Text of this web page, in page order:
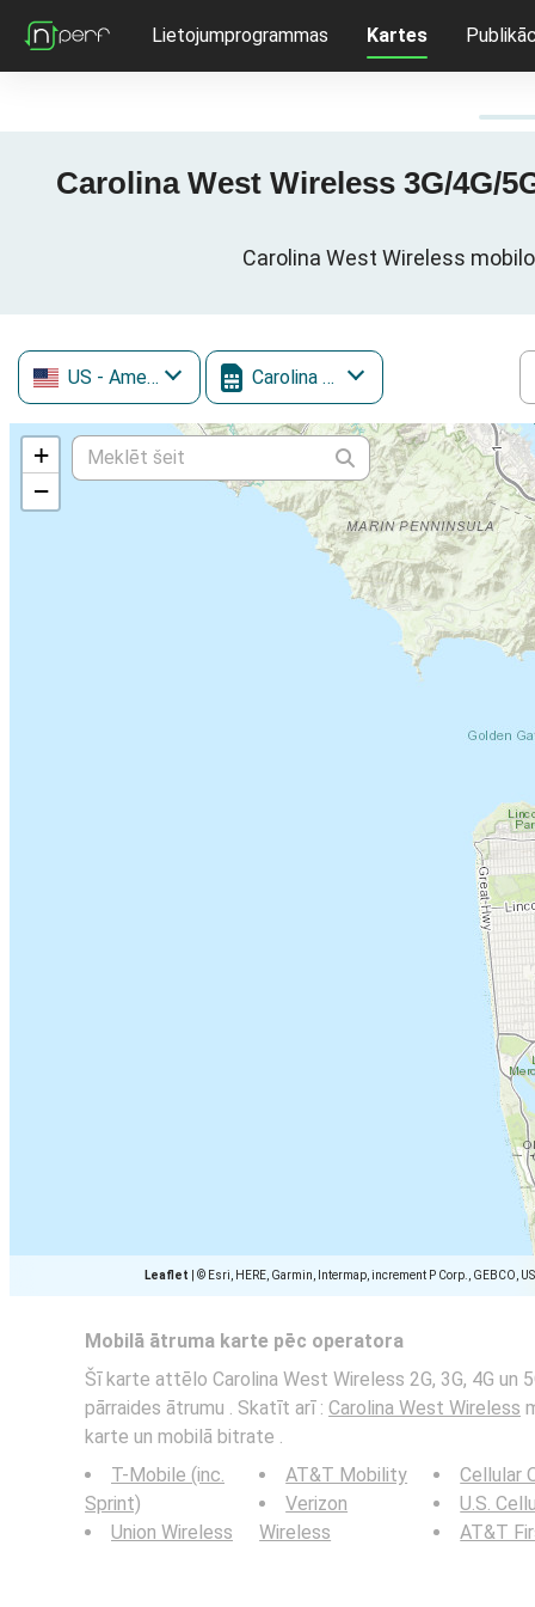
Lietojumprogrammas Kartes
Carolina West Wireless 3G/4G/
Carolina West Wireless
US - Amerikas Savienotās Valstis Carolina West Wireless
+
−
Leaflet © Esri, HERE, Garmin, Intermap, increment P Corp., GEBCO,
Mobilā ātruma karte pēc operatora
Šī karte attēlo Carolina West Wireless 2G, 3G, 4G un
pārraides ātrumu . Skatīt arī : Carolina West Wireless
karte un mobilā bitrate .
T-Mobile (inc.
Sprint)
Union Wireless
AT&T Mobility
Verizon
Wireless
Cellular
U.S.
AT&T